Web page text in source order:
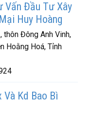
Vấn Đầu Tư Xây
Huy Hoàng
thôn Đông Anh Vinh,
Hoằng Hoá, Tỉnh
Và Kd Bao Bì